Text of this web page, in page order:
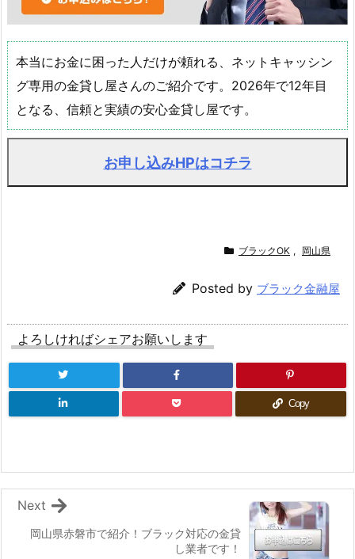
本当にお金に困った人だけが頼れる、ネットキャッシン
グ専用の金貸し屋さんのご紹介です。2026年で12年目
となる、信頼と実績の安心金貸し屋です。
お申し込みHPはコチラ
ブラックOK , 岡山県
Posted by ブラック金融屋
よろしければシェアお願いします
Copy
岡山県赤磐市で紹介！ブラック対応の金貸
し業者です！
Next